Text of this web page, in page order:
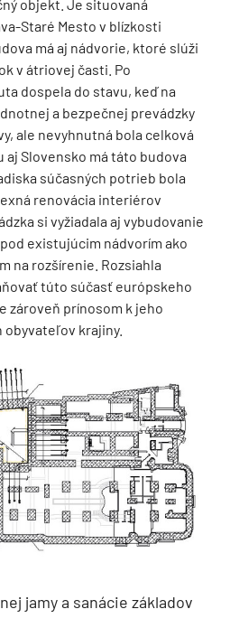
objekt. Je situovaná
Staré Mesto v blízkosti
má aj nádvorie, ktoré slúži
v átriovej časti. Po
dospela do stavu, keď na
a bezpečnej prevádzky
ale nevyhnutná bola celková
aj Slovensko má táto budova
súčasných potrieb bola
renovácia interiérov
si vyžiadala aj vybudovanie
existujúcim nádvorím ako
na rozšírenie. Rozsiahla
túto súčasť európskeho
zároveň prínosom k jeho
krajiny.
jamy a sanácie základov